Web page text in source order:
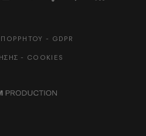
- GDPR
- COOKIES